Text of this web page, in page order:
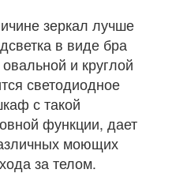
зеркал лучше
в виде бра
и круглой
светодиодное
с такой
функции, дает
моющих
за телом.